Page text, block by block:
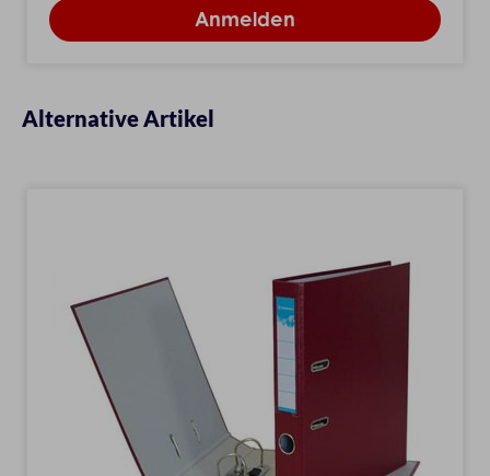
Alternative Artikel